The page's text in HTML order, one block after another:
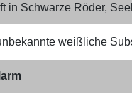
in Schwarze Röder​,
weißliche